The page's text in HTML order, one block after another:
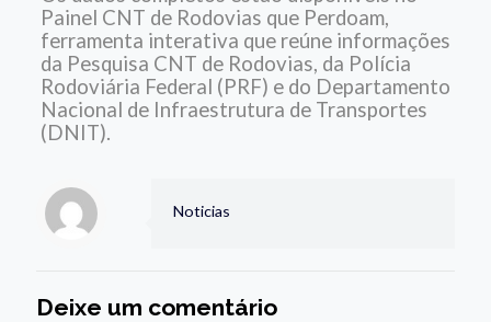
Painel CNT de Rodovias que Perdoam,
ferramenta interativa que reúne informações
da Pesquisa CNT de Rodovias, da Polícia
Rodoviária Federal (PRF) e do Departamento
Nacional de Infraestrutura de Transportes
(DNIT).
Noticias
Deixe um comentário